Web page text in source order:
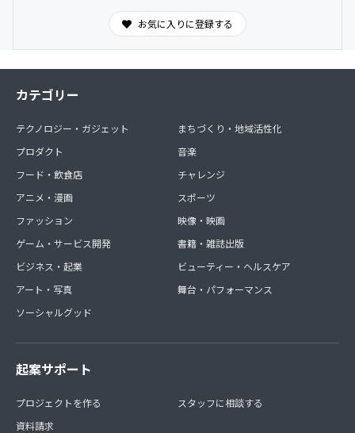
＜この特典を選ぶ＞をタップすると参加手続きに進めま
お気に入りに登録する
カテゴリー
テクノロジー・ガジェット
プロダクト
フード・飲食店
アニメ・漫画
ファッション
ゲーム・サービス開発
ビジネス・起業
アート・写真
ソーシャルグッド
まちづくり・地域活性化
音楽
チャレンジ
スポーツ
映像・映画
書籍・雑誌出版
ビューティー・ヘルスケア
舞台・パフォーマンス
起案サポート
プロジェクトを作る
資料請求
スタッフに相談する